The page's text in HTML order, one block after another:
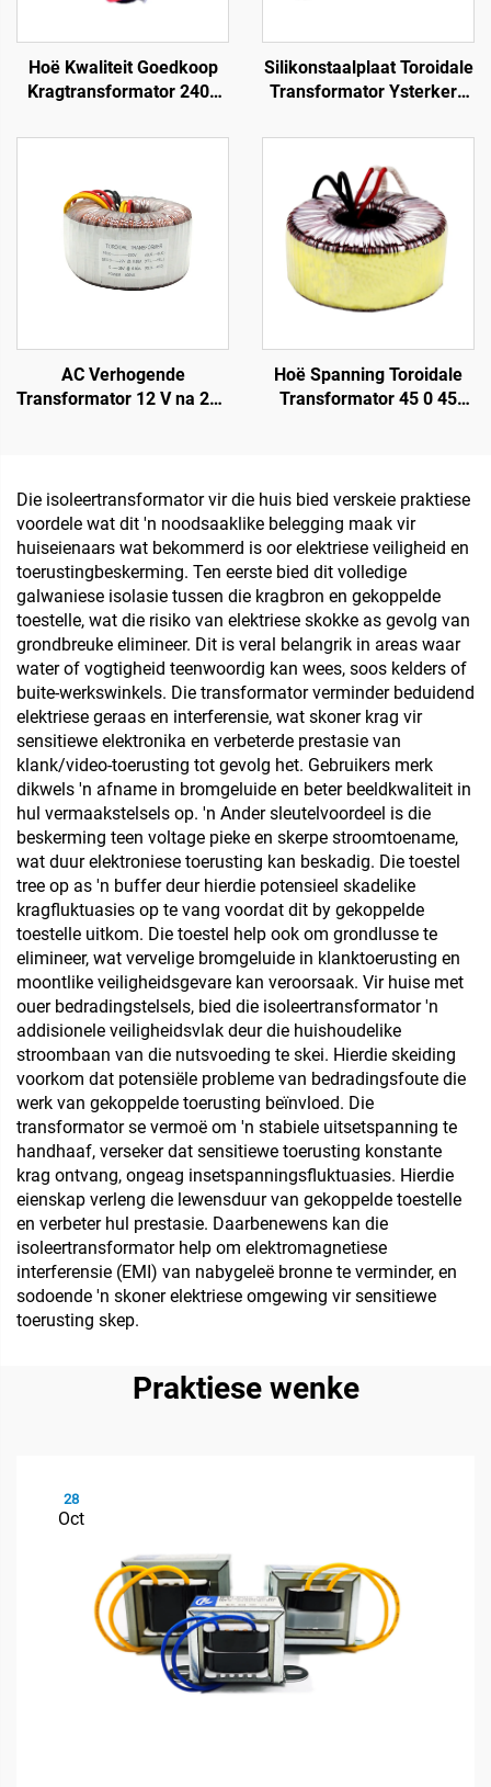
Hoë Kwaliteit Goedkoop
Kragtransformator 240v
Transformator vir
Silikonstaalplaat Toroidale
Transformator Ysterkern
AC Verhogende
Transformator 12 V na 220
Transformator 110 V na
220 V
Hoë Spanning Toroidale
Transformator 45 0 45
Die isoleertransformator vir die huis bied verskeie praktiese
voordele wat dit 'n noodsaaklike belegging maak vir
huiseienaars wat bekommerd is oor elektriese veiligheid en
toerustingbeskerming. Ten eerste bied dit volledige
galwaniese isolasie tussen die kragbron en gekoppelde
toestelle, wat die risiko van elektriese skokke as gevolg van
grondbreuke elimineer. Dit is veral belangrik in areas waar
water of vogtigheid teenwoordig kan wees, soos kelders of
buite-werkswinkels. Die transformator verminder beduidend
elektriese geraas en interferensie, wat skoner krag vir
sensitiewe elektronika en verbeterde prestasie van
klank/video-toerusting tot gevolg het. Gebruikers merk
dikwels 'n afname in bromgeluide en beter beeldkwaliteit in
hul vermaakstelsels op. 'n Ander sleutelvoordeel is die
beskerming teen voltage pieke en skerpe stroomtoename,
wat duur elektroniese toerusting kan beskadig. Die toestel
tree op as 'n buffer deur hierdie potensieel skadelike
kragfluktuasies op te vang voordat dit by gekoppelde
toestelle uitkom. Die toestel help ook om grondlusse te
elimineer, wat vervelige bromgeluide in klanktoerusting en
moontlike veiligheidsgevare kan veroorsaak. Vir huise met
ouer bedradingstelsels, bied die isoleertransformator 'n
addisionele veiligheidsvlak deur die huishoudelike
stroombaan van die nutsvoeding te skei. Hierdie skeiding
voorkom dat potensiële probleme van bedradingsfoute die
werk van gekoppelde toerusting beïnvloed. Die
transformator se vermoë om 'n stabiele uitsetspanning te
handhaaf, verseker dat sensitiewe toerusting konstante
krag ontvang, ongeag insetspanningsfluktuasies. Hierdie
eienskap verleng die lewensduur van gekoppelde toestelle
en verbeter hul prestasie. Daarbenewens kan die
isoleertransformator help om elektromagnetiese
interferensie (EMI) van nabygeleë bronne te verminder, en
sodoende 'n skoner elektriese omgewing vir sensitiewe
toerusting skep.
Praktiese wenke
28
Oct